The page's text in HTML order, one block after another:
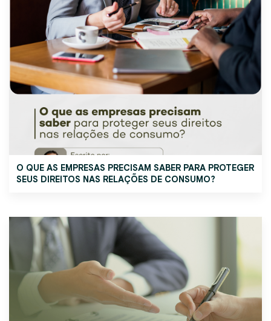
O QUE AS EMPRESAS PRECISAM SABER PARA PROTEGER
SEUS DIREITOS NAS RELAÇÕES DE CONSUMO?